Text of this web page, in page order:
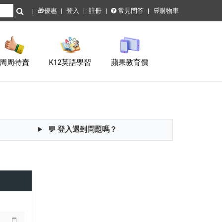
🎁優惠 登入 註冊 常見問答 🛒購物車
周周特賣 K12英語學習 蘋果教育價
💬 登入遇到問題嗎？